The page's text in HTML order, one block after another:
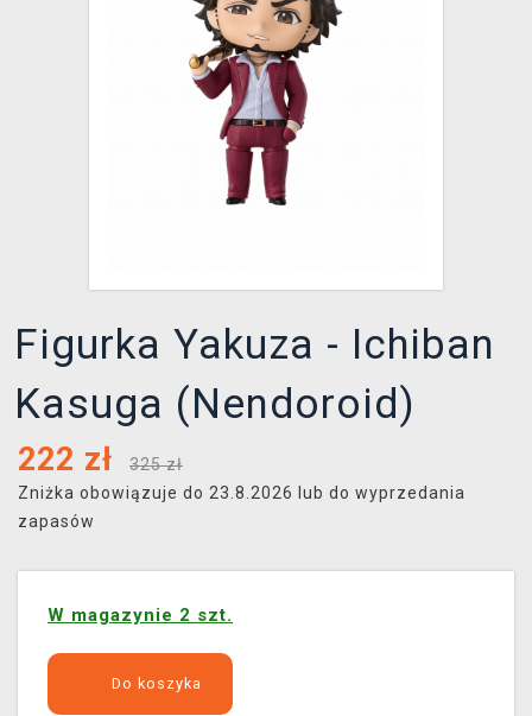
Figurka Yakuza - Ichiban
Kasuga (Nendoroid)
222 zł
325 zł
Zniżka obowiązuje do 23.8.2026 lub do wyprzedania
zapasów
W magazynie 2 szt.
Do koszyka